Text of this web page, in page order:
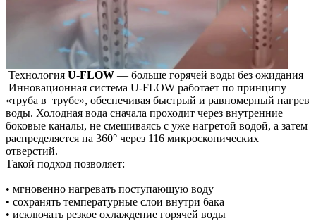
Технология U-FLOW — больше горячей воды без ожидания
Инновационная система U-FLOW работает по принципу
«труба в трубе», обеспечивая быстрый и равномерный нагрев
воды. Холодная вода сначала проходит через внутренние
боковые каналы, не смешиваясь с уже нагретой водой, а затем
распределяется на 360° через 116 микроскопических
отверстий.
Такой подход позволяет:
• мгновенно нагревать поступающую воду
• сохранять температурные слои внутри бака
• исключать резкое охлаждение горячей воды